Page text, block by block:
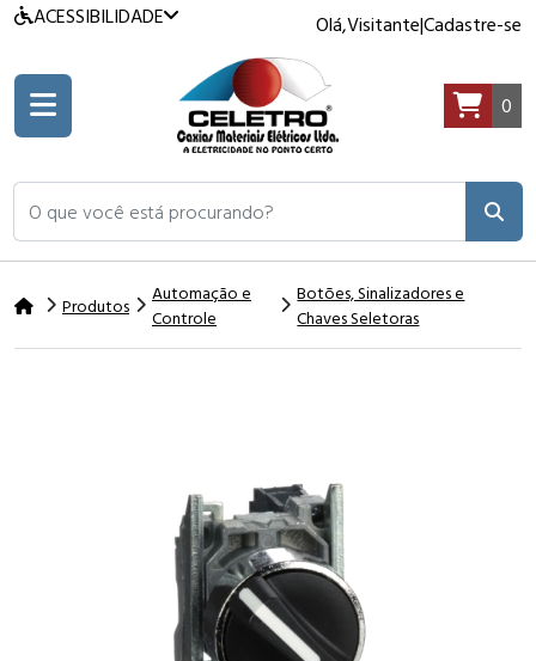
ACESSIBILIDADE Olá,Visitante|Cadastre-se
O que você está procurando?
0
Produtos
Automação e
Controle
Botões, Sinalizadores e
Chaves Seletoras